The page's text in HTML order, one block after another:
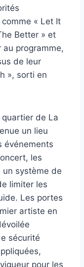
« Let It
Better » et
au programme,
de leur
», sorti en
de La
un lieu
événements
les
un système de
limiter les
Les portes
artiste en
sécurité
pour les